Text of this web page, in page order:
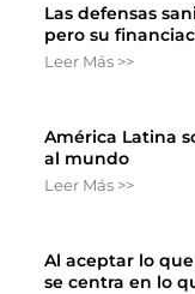
Las defensas
pero su
Leer Más >>
América Latina
al mundo
Leer Más >>
Al aceptar lo
se centra en lo